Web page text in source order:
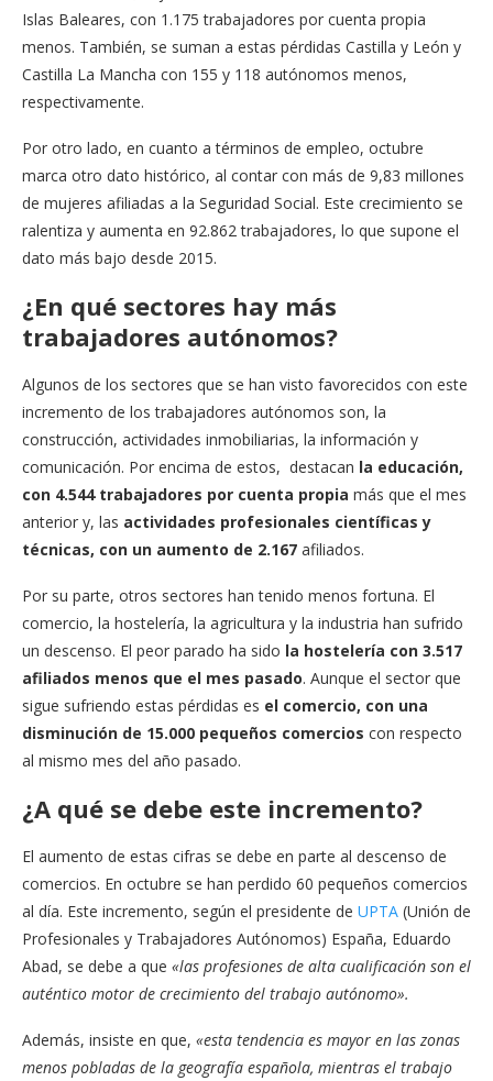
Islas Baleares, con 1.175 trabajadores por cuenta propia
menos. También, se suman a estas pérdidas Castilla y León y
Castilla La Mancha con 155 y 118 autónomos menos,
respectivamente.
Por otro lado, en cuanto a términos de empleo, octubre
marca otro dato histórico, al contar con más de 9,83 millones
de mujeres afiliadas a la Seguridad Social. Este crecimiento se
ralentiza y aumenta en 92.862 trabajadores, lo que supone el
dato más bajo desde 2015.
¿En qué sectores hay más
trabajadores autónomos?
Algunos de los sectores que se han visto favorecidos con este
incremento de los trabajadores autónomos son, la
construcción, actividades inmobiliarias, la información y
comunicación. Por encima de estos, destacan la educación,
con 4.544 trabajadores por cuenta propia más que el mes
anterior y, las actividades profesionales científicas y
técnicas, con un aumento de 2.167 afiliados.
Por su parte, otros sectores han tenido menos fortuna. El
comercio, la hostelería, la agricultura y la industria han sufrido
un descenso. El peor parado ha sido la hostelería con 3.517
afiliados menos que el mes pasado. Aunque el sector que
sigue sufriendo estas pérdidas es el comercio, con una
disminución de 15.000 pequeños comercios con respecto
al mismo mes del año pasado.
¿A qué se debe este incremento?
El aumento de estas cifras se debe en parte al descenso de
comercios. En octubre se han perdido 60 pequeños comercios
al día. Este incremento, según el presidente de UPTA (Unión de
Profesionales y Trabajadores Autónomos) España, Eduardo
Abad, se debe a que «las profesiones de alta cualificación son el
auténtico motor de crecimiento del trabajo autónomo».
Además, insiste en que, «esta tendencia es mayor en las zonas
menos pobladas de la geografía española, mientras el trabajo